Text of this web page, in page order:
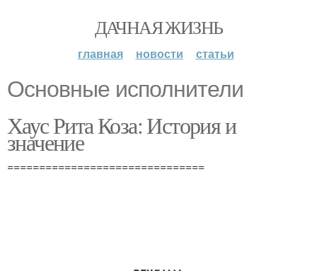
ДАЧНАЯ ЖИЗНЬ
главная новости статьи
Основные исполнители
Хаус Рита Коза: История и
значение
===============================